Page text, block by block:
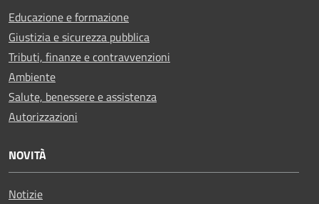
Educazione e formazione
Giustizia e sicurezza pubblica
Tributi, finanze e contravvenzioni
Ambiente
Salute, benessere e assistenza
Autorizzazioni
NOVITÀ
Notizie